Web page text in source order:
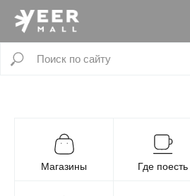
Магазины Где поесть